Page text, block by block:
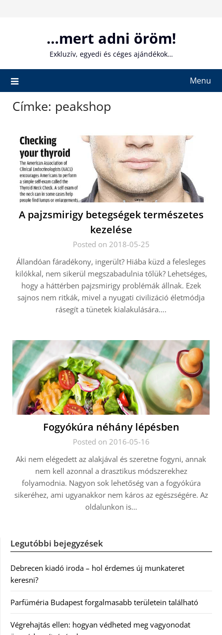
…mert adni öröm!
Exkluzív, egyedi és céges ajándékok…
Menu
Címke: peakshop
A pajzsmirigy betegségek természetes
kezelése
Posted on 2018-05-25
Állandóan fáradékony, ingerült? Hiába küzd a felesleges
kilókkal, nem sikerül megszabadulnia tőlük? Lehetséges,
hogy a háttérben pajzsmirigy problémák állnak. Ezek
sajnos nem ritkák, mivel a nyugati civilizáció életmódja
rásegít a tünetek kialakulására….
Fogyókúra néhány lépésben
Posted on 2016-05-16
Aki nem elégedett az alakjával és szeretne fogyni, annak
nem kell azonnal a drasztikus módszerekhez
folyamodnia. Nagyon sok lehetőség van a fogyókúra
sikeréhez, ami ugyanakkor nem káros az egészségére. Az
oldalunkon is…
Legutóbbi bejegyzések
Debrecen kiadó iroda – hol érdemes új munkateret
keresni?
Parfüméria Budapest forgalmasabb területein található
Végrehajtás ellen: hogyan védheted meg vagyonodat